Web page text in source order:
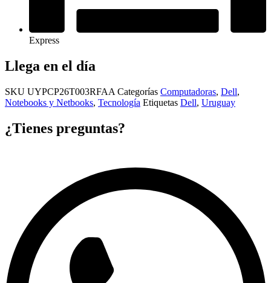
Express
Llega en el día
SKU UYPCP26T003RFAA Categorías Computadoras, Dell,
Notebooks y Netbooks, Tecnología Etiquetas Dell, Uruguay
¿Tienes preguntas?